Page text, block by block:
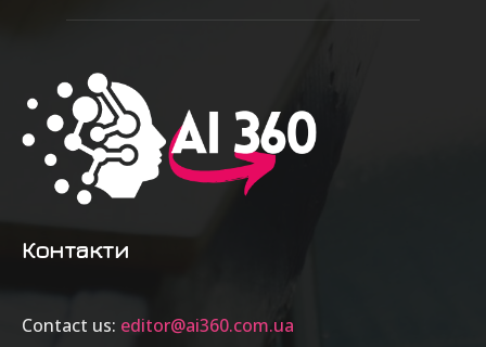
Контакти
Contact us: editor@ai360.com.ua